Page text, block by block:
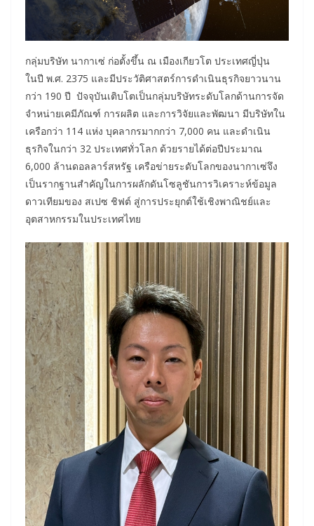
กลุ่มบริษัท นากาเซ่ ก่อตั้งขึ้น ณ เมืองเกียวโต ประเทศญี่ปุ่น
ในปี พ.ศ. 2375 และมีประวัติศาสตร์การดำเนินธุรกิจยาวนาน
กว่า 190 ปี ปัจจุบันเติบโตเป็นกลุ่มบริษัทระดับโลกด้านการจัด
จำหน่ายเคมีภัณฑ์ การผลิต และการวิจัยและพัฒนา มีบริษัทใน
เครือกว่า 114 แห่ง บุคลากรมากกว่า 7,000 คน และดำเนิน
ธุรกิจในกว่า 32 ประเทศทั่วโลก ด้วยรายได้ต่อปีประมาณ
6,000 ล้านดอลลาร์สหรัฐ เครือข่ายระดับโลกของนากาเซ่จึง
เป็นรากฐานสำคัญในการผลักดันโซลูชันการวิเคราะห์ข้อมูล
ดาวเทียมของ สเปซ ชิฟต์ สู่การประยุกต์ใช้เชิงพาณิชย์และ
อุตสาหกรรมในประเทศไทย